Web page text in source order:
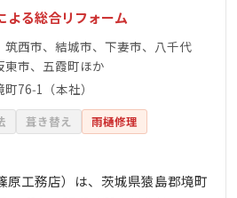
よる総合リフォーム
筑西市、結城市、下妻市、八千代
東市、五霞町ほか
76‑1（本社）
葺き替え
雨樋修理
原工務店）は、茨城県猿島郡境町